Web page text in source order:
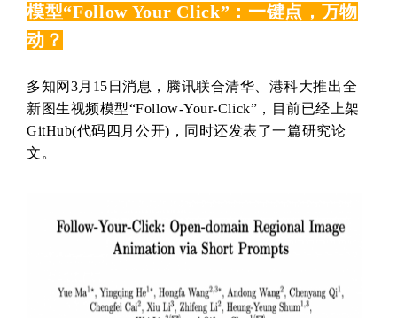
模型“Follow Your Click”：一键点，万物
动？
多知网3月15日消息，腾讯联合清华、港科大推出全
新图生视频模型“Follow-Your-Click”，目前已经上架
GitHub(代码四月公开)，同时还发表了一篇研究论
文。